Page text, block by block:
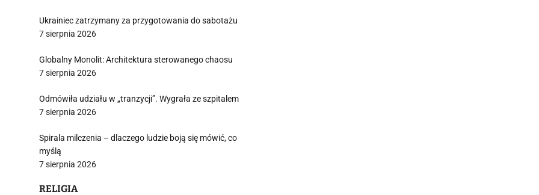
Ukrainiec zatrzymany za przygotowania do sabotażu
7 sierpnia 2026
Globalny Monolit: Architektura sterowanego chaosu
7 sierpnia 2026
Odmówiła udziału w „tranzycji”. Wygrała ze szpitalem
7 sierpnia 2026
Spirala milczenia – dlaczego ludzie boją się mówić, co
myślą
7 sierpnia 2026
RELIGIA